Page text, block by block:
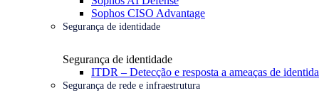
Sophos CISO Advantage
Segurança de identidade
Segurança de identidade
ITDR – Detecção e resposta a ameaças de
Segurança de rede e infraestrutura